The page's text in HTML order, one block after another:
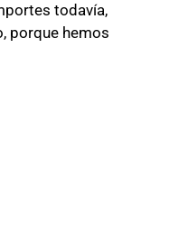
todavía,
porque hemos